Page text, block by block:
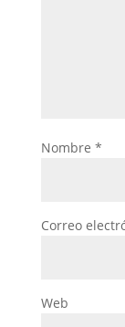
Nombre *
Correo
Web